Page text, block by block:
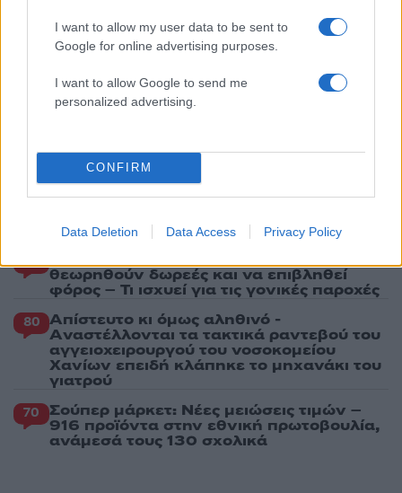
I want to allow my user data to be sent to
Google for online advertising purposes.
I want to allow Google to send me
personalized advertising.
CONFIRM
Data Deletion Data Access Privacy Policy
Πιο σχολιασμένα
Marfin: Η 46χρονη πήρε προθεσμία για
100.000 άτομα»
96 Βγήκαν ξανά τα μαχαίρια στην Ελπίδα
για τη Δημοκρατία: «Καρυστιανού,
κίνημα σε φοβικό αρχηγικό κόμμα»
83
θεωρηθούν δωρεές και να επιβληθεί
φόρος – Τι ισχυεί για τις γονικές παροχές
80 Απίστευτο κι όμως αληθινό -
Aναστέλλονται τα τακτικά ραντεβού του
αγγειοχειρουργού του νοσοκομείου
Χανίων επειδή κλάπηκε το μηχανάκι του
γιατρού
70 Σούπερ μάρκετ: Νέες μειώσεις τιμών –
916 προϊόντα στην εθνική πρωτοβουλία,
ανάμεσά τους 130 σχολικά